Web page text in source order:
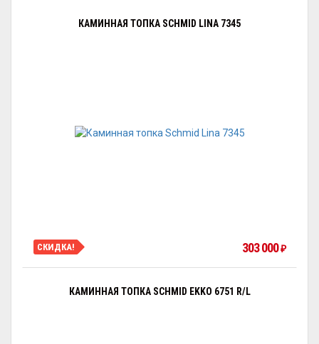
КАМИННАЯ ТОПКА SCHMID LINA 7345
СКИДКА! 303 000 ₽
КАМИННАЯ ТОПКА SCHMID EKKO 6751 R/L